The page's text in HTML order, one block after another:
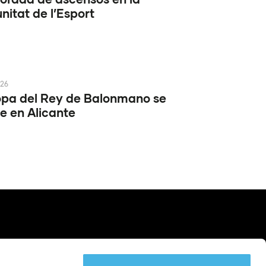
de l’Esport
del Rey de Balonmano se
en Alicante